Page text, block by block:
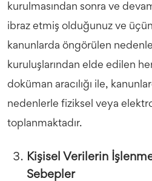
kurulmasından sonra ve
ibraz etmiş olduğunuz ve
kanunlarda öngörülen
kuruluşlarından elde edilen
doküman aracılığı ile,
nedenlerle fiziksel veya
toplanmaktadır.
Kişisel Verilerin
Sebepler